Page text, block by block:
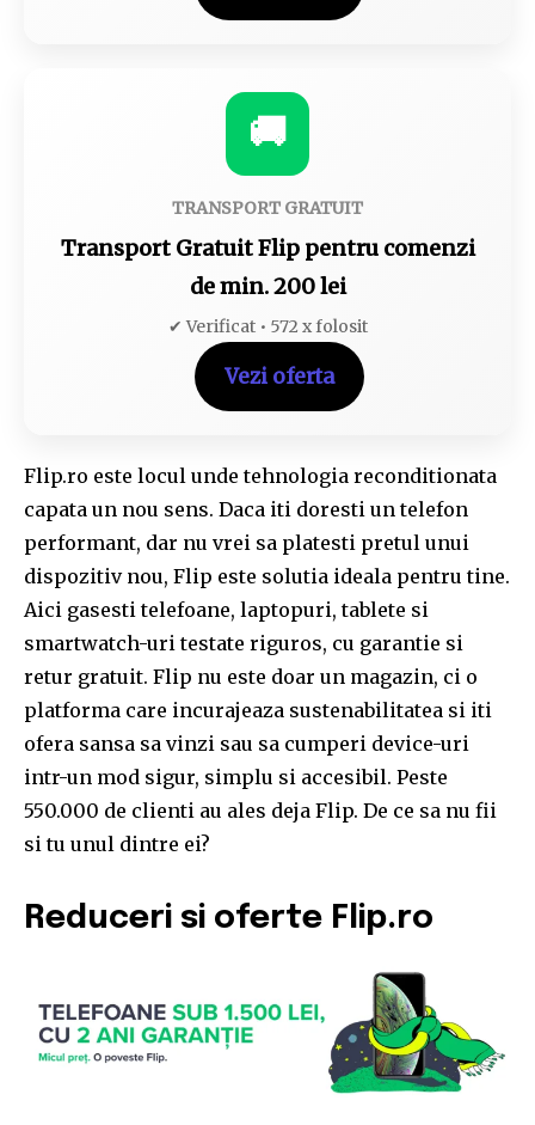
🚚
TRANSPORT GRATUIT
Transport Gratuit Flip pentru comenzi
de min. 200 lei
✔ Verificat • 572 x folosit
Vezi oferta
Flip.ro este locul unde tehnologia reconditionata
capata un nou sens. Daca iti doresti un telefon
performant, dar nu vrei sa platesti pretul unui
dispozitiv nou, Flip este solutia ideala pentru tine.
Aici gasesti telefoane, laptopuri, tablete si
smartwatch-uri testate riguros, cu garantie si
retur gratuit. Flip nu este doar un magazin, ci o
platforma care incurajeaza sustenabilitatea si iti
ofera sansa sa vinzi sau sa cumperi device-uri
intr-un mod sigur, simplu si accesibil. Peste
550.000 de clienti au ales deja Flip. De ce sa nu fii
si tu unul dintre ei?
Reduceri si oferte Flip.ro